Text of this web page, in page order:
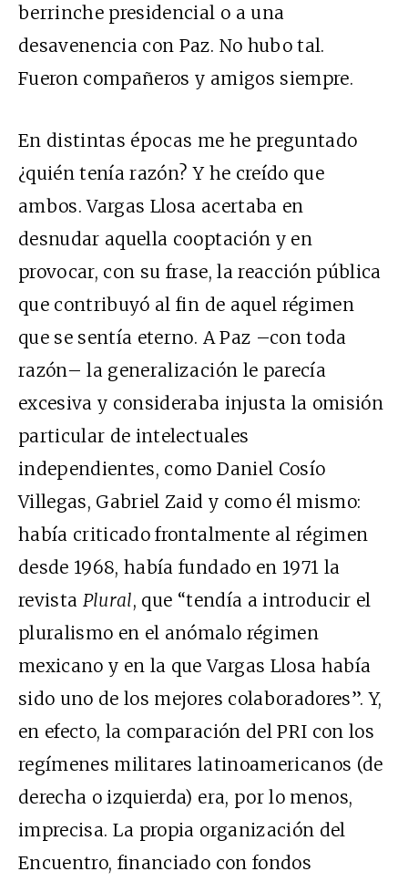
berrinche presidencial o a una
desavenencia con Paz. No hubo tal.
Fueron compañeros y amigos siempre.
En distintas épocas me he preguntado
¿quién tenía razón? Y he creído que
ambos. Vargas Llosa acertaba en
desnudar aquella cooptación y en
provocar, con su frase, la reacción pública
que contribuyó al fin de aquel régimen
que se sentía eterno. A Paz –con toda
razón– la generalización le parecía
excesiva y consideraba injusta la omisión
particular de intelectuales
independientes, como Daniel Cosío
Villegas, Gabriel Zaid y como él mismo:
había criticado frontalmente al régimen
desde 1968, había fundado en 1971 la
revista Plural, que “tendía a introducir el
pluralismo en el anómalo régimen
mexicano y en la que Vargas Llosa había
sido uno de los mejores colaboradores”. Y,
en efecto, la comparación del PRI con los
regímenes militares latinoamericanos (de
derecha o izquierda) era, por lo menos,
imprecisa. La propia organización del
Encuentro, financiado con fondos